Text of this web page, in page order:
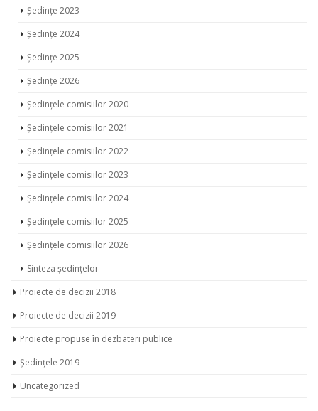
Ședințe 2023
Ședințe 2024
Ședințe 2025
Ședințe 2026
Ședințele comisiilor 2020
Ședințele comisiilor 2021
Ședințele comisiilor 2022
Ședințele comisiilor 2023
Ședințele comisiilor 2024
Ședințele comisiilor 2025
Ședințele comisiilor 2026
Sinteza ședințelor
Proiecte de decizii 2018
Proiecte de decizii 2019
Proiecte propuse în dezbateri publice
Ședințele 2019
Uncategorized